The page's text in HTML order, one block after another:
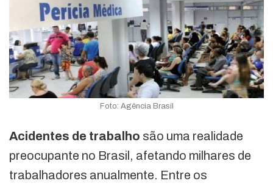
Foto: Agência Brasil
Acidentes de trabalho são uma realidade
preocupante no Brasil, afetando milhares de
trabalhadores anualmente. Entre os